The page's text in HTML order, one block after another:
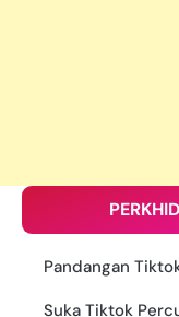
Pandangan
Suka Tiktok